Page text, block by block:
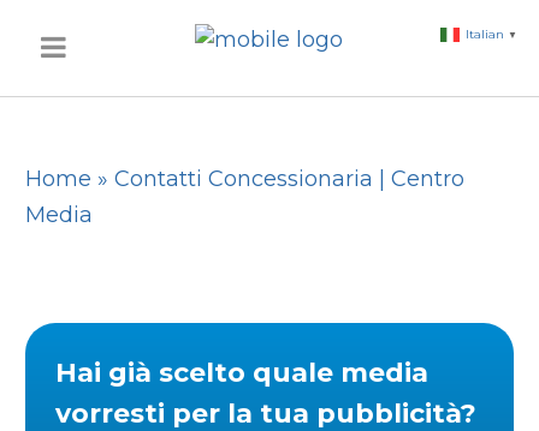
Home » Contatti Concessionaria | Centro
Media
Hai già scelto quale media
vorresti per la tua pubblicità?
Italian ▼